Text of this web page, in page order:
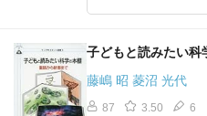
子どもと読みたい科
藤嶋 昭 菱沼 光代
87 3.50 6